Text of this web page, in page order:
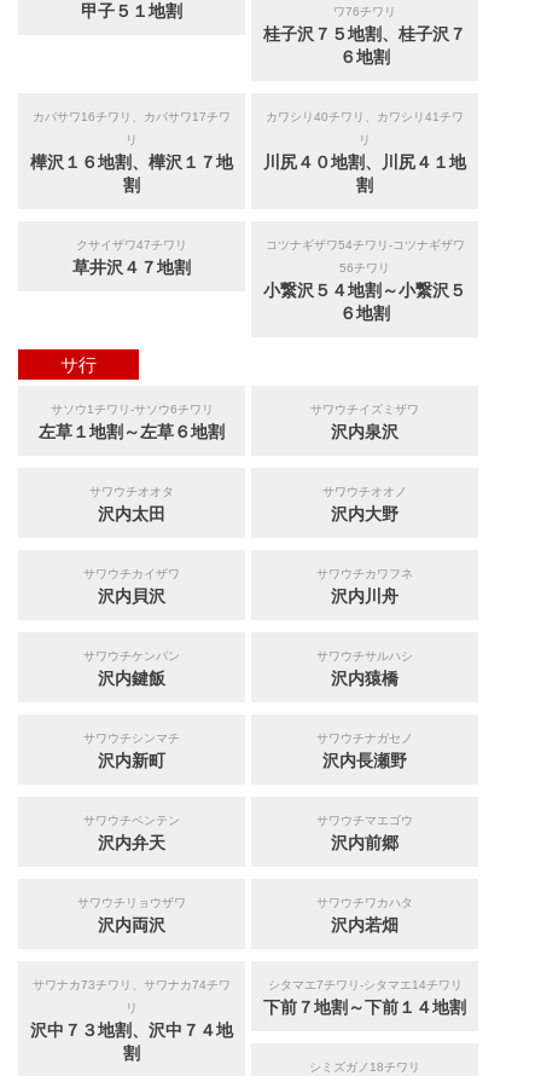
甲子５１地割
ワ76チワリ
桂子沢７５地割、桂子沢７
６地割
カバサワ16チワリ、カバサワ17チワ
リ
樺沢１６地割、樺沢１７地
割
カワシリ40チワリ、カワシリ41チワ
リ
川尻４０地割、川尻４１地
割
クサイザワ47チワリ
草井沢４７地割
コツナギザワ54チワリ-コツナギザワ
56チワリ
小繋沢５４地割～小繋沢５
６地割
サ行
サソウ1チワリ-サソウ6チワリ
左草１地割～左草６地割
サワウチイズミザワ
沢内泉沢
サワウチオオタ
沢内太田
サワウチオオノ
沢内大野
サワウチカイザワ
沢内貝沢
サワウチカワフネ
沢内川舟
サワウチケンパン
沢内鍵飯
サワウチサルハシ
沢内猿橋
サワウチシンマチ
沢内新町
サワウチナガセノ
沢内長瀬野
サワウチベンテン
沢内弁天
サワウチマエゴウ
沢内前郷
サワウチリョウザワ
沢内両沢
サワウチワカハタ
沢内若畑
サワナカ73チワリ、サワナカ74チワ
リ
沢中７３地割、沢中７４地
割
シタマエ7チワリ-シタマエ14チワリ
下前７地割～下前１４地割
シミズガノ18チワリ